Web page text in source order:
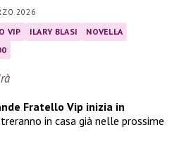
2026
VIP ILARY BLASI
NOVELLA
Fratello Vip inizia in
in casa già nelle prossime